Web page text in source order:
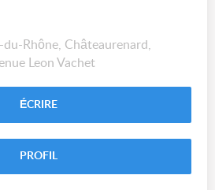
du-Rhône, Châteaurenard,
Leon Vachet
ÉCRIRE
PROFIL